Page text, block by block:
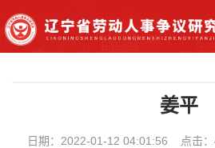
姜平
日期：2022-01-12 04:01:56 点击